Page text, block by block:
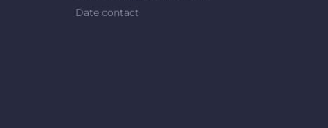
Date contact